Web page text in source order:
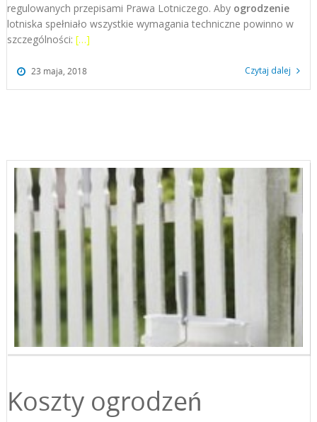
regulowanych przepisami Prawa Lotniczego. Aby ogrodzenie
lotniska spełniało wszystkie wymagania techniczne powinno w
szczególności: […]
23 maja, 2018 Czytaj dalej
Koszty ogrodzeń